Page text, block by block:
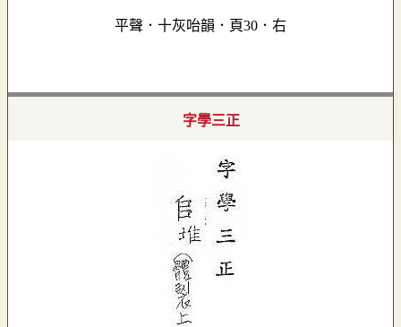
平聲．十灰咍韻．頁30．右
字學三正